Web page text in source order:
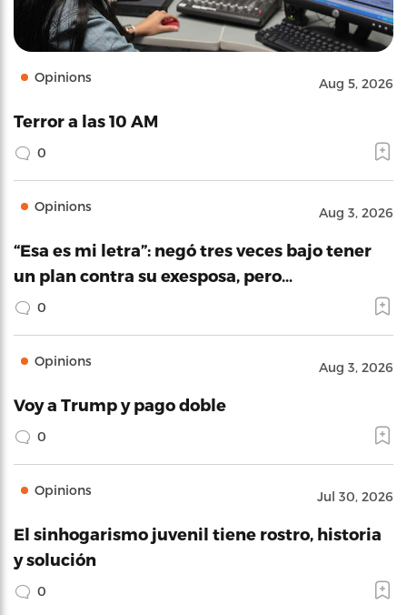
Opinions Aug 5, 2026
Terror a las 10 AM
0
Opinions Aug 3, 2026
“Esa es mi letra”: negó tres veces bajo tener
un plan contra su exesposa, pero…
0
Opinions Aug 3, 2026
Voy a Trump y pago doble
0
Opinions Jul 30, 2026
El sinhogarismo juvenil tiene rostro, historia
y solución
0